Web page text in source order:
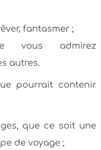
fantasmer ;
vous admirez
autres.
pourrait contenir
que ce soit une
de voyage ;